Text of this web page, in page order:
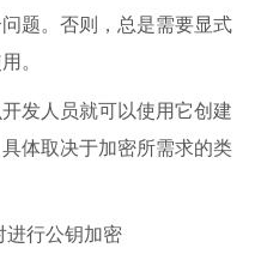
题。否则，总是需要显式
。
发人员就可以使用它创建
体取决于加密所需求的类
进行公钥加密